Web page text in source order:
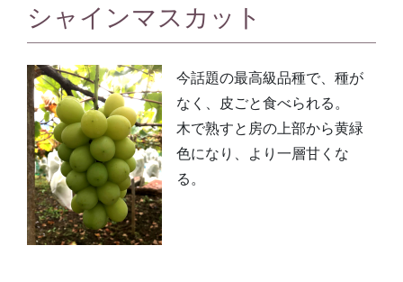
シャインマスカット
今話題の最高級品種で、種が
なく、皮ごと食べられる。
木で熟すと房の上部から黄緑
色になり、より一層甘くな
る。